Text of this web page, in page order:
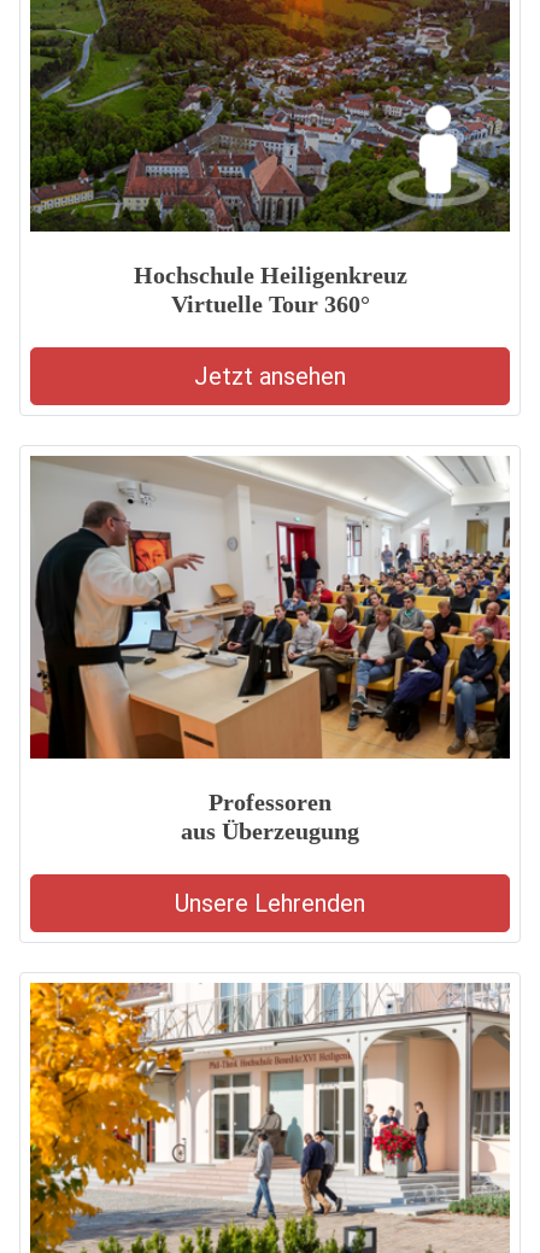
Hochschule Heiligenkreuz
Virtuelle Tour 360°
Jetzt ansehen
Professoren
aus Überzeugung
Unsere Lehrenden